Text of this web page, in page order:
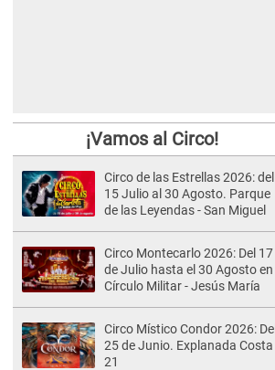
¡Vamos al Circo!
Circo de las Estrellas 2026: del
15 Julio al 30 Agosto. Parque
de las Leyendas - San Miguel
Circo Montecarlo 2026: Del 17
de Julio hasta el 30 Agosto en
Círculo Militar - Jesús María
Circo Místico Condor 2026: Del
25 de Junio. Explanada Costa
21